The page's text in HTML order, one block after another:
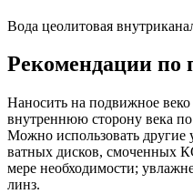
Вода цеолитовая
Рекомендации по
Наносить на подвижное
внутреннюю сторону века по
Можно использовать
ватных дисков, смоченных
мере необходимости;
линз.